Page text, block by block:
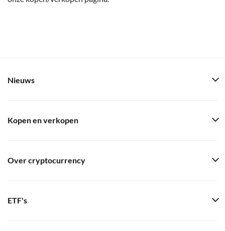
Nieuws
Kopen en verkopen
Over cryptocurrency
ETF's